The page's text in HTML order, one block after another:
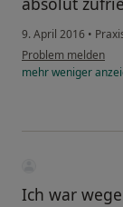
9. April 2016 •
Problem melden
mehrweniger
Ich war